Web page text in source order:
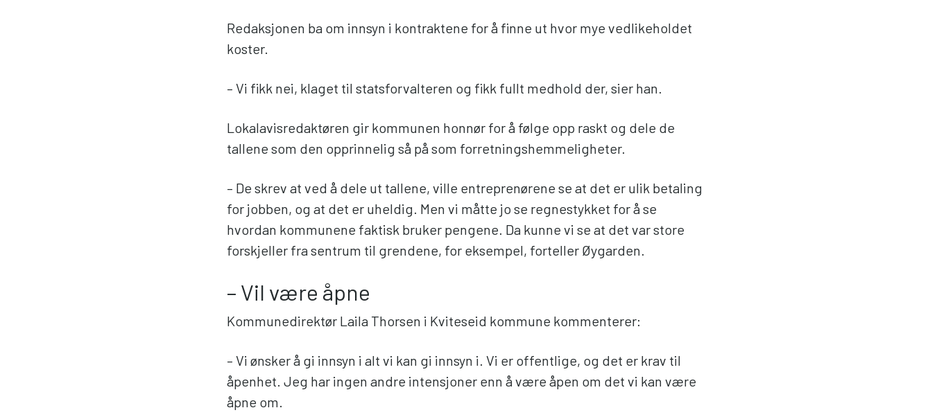
Redaksjonen ba om innsyn i kontraktene for å finne ut hvor mye vedlikeholdet
koster.
– Vi fikk nei, klaget til statsforvalteren og fikk fullt medhold der, sier han.
Lokalavisredaktøren gir kommunen honnør for å følge opp raskt og dele de
tallene som den opprinnelig så på som forretningshemmeligheter.
– De skrev at ved å dele ut tallene, ville entreprenørene se at det er ulik betaling
for jobben, og at det er uheldig. Men vi måtte jo se regnestykket for å se
hvordan kommunene faktisk bruker pengene. Da kunne vi se at det var store
forskjeller fra sentrum til grendene, for eksempel, forteller Øygarden.
– Vil være åpne
Kommunedirektør Laila Thorsen i Kviteseid kommune kommenterer:
– Vi ønsker å gi innsyn i alt vi kan gi innsyn i. Vi er offentlige, og det er krav til
åpenhet. Jeg har ingen andre intensjoner enn å være åpen om det vi kan være
åpne om.